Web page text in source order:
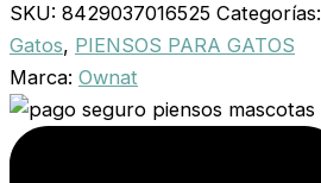
SKU: 8429037016525 Categorías:
Gatos, PIENSOS PARA GATOS
Marca: Ownat